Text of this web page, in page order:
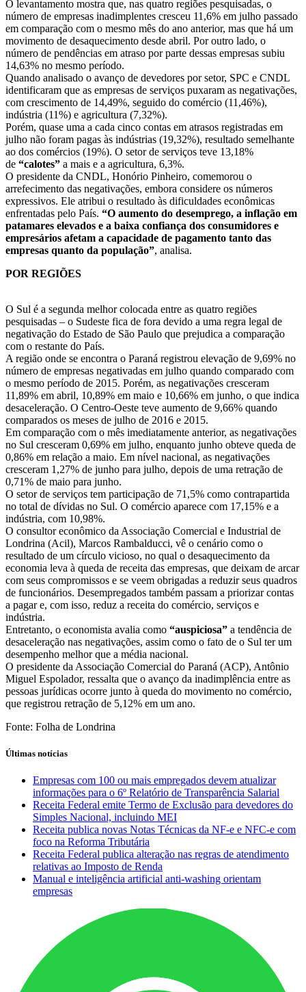
O levantamento mostra que, nas quatro regiões pesquisadas, o
número de empresas inadimplentes cresceu 11,6% em julho passado
em comparação com o mesmo mês do ano anterior, mas que há um
movimento de desaquecimento desde abril. Por outro lado, o
número de pendências em atraso por parte dessas empresas subiu
14,63% no mesmo período.
Quando analisado o avanço de devedores por setor, SPC e CNDL
identificaram que as empresas de serviços puxaram as negativações,
com crescimento de 14,49%, seguido do comércio (11,46%),
indústria (11%) e agricultura (7,32%).
Porém, quase uma a cada cinco contas em atrasos registradas em
julho não foram pagas às indústrias (19,32%), resultado semelhante
ao dos comércios (19%). O setor de serviços teve 13,18%
de “calotes” a mais e a agricultura, 6,3%.
O presidente da CNDL, Honório Pinheiro, comemorou o
arrefecimento das negativações, embora considere os números
expressivos. Ele atribui o resultado às dificuldades econômicas
enfrentadas pelo País. “O aumento do desemprego, a inflação em
patamares elevados e a baixa confiança dos consumidores e
empresários afetam a capacidade de pagamento tanto das
empresas quanto da população”, analisa.
POR REGIÕES
O Sul é a segunda melhor colocada entre as quatro regiões
pesquisadas – o Sudeste fica de fora devido a uma regra legal de
negativação do Estado de São Paulo que prejudica a comparação
com o restante do País.
A região onde se encontra o Paraná registrou elevação de 9,69% no
número de empresas negativadas em julho quando comparado com
o mesmo período de 2015. Porém, as negativações cresceram
11,89% em abril, 10,89% em maio e 10,66% em junho, o que indica
desaceleração. O Centro-Oeste teve aumento de 9,66% quando
comparados os meses de julho de 2016 e 2015.
Em comparação com o mês imediatamente anterior, as negativações
no Sul cresceram 0,69% em julho, enquanto junho obteve queda de
0,86% em relação a maio. Em nível nacional, as negativações
cresceram 1,27% de junho para julho, depois de uma retração de
0,71% de maio para junho.
O setor de serviços tem participação de 71,5% como contrapartida
no total de dívidas no Sul. O comércio aparece com 17,15% e a
indústria, com 10,98%.
O consultor econômico da Associação Comercial e Industrial de
Londrina (Acil), Marcos Rambalducci, vê o cenário como o
resultado de um círculo vicioso, no qual o desaquecimento da
economia leva à queda de receita das empresas, que deixam de arcar
com seus compromissos e se veem obrigadas a reduzir seus quadros
de funcionários. Desempregados também passam a priorizar contas
a pagar e, com isso, reduz a receita do comércio, serviços e
indústria.
Entretanto, o economista avalia como “auspiciosa” a tendência de
desaceleração nas negativações, assim como o fato de o Sul ter um
desempenho melhor que a média nacional.
O presidente da Associação Comercial do Paraná (ACP), Antônio
Miguel Espolador, ressalta que o avanço da inadimplência entre as
pessoas jurídicas ocorre junto à queda do movimento no comércio,
que registrou retração de 5,12% em um ano.
Fonte: Folha de Londrina
Últimas notícias
Empresas com 100 ou mais empregados devem atualizar
informações para o 6º Relatório de Transparência Salarial
Receita Federal emite Termo de Exclusão para devedores do
Simples Nacional, incluindo MEI
Receita publica novas Notas Técnicas da NF-e e NFC-e com
foco na Reforma Tributária
Receita Federal publica alteração nas regras de atendimento
relativas ao Imposto de Renda
Manual e inteligência artificial anti-washing orientam
empresas